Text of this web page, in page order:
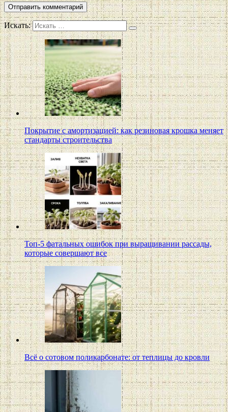
Искать:
Покрытие с амортизацией: как резиновая крошка меняет
стандарты строительства
Топ-5 фатальных ошибок при выращивании рассады,
которые совершают все
Всё о сотовом поликарбонате: от теплицы до кровли